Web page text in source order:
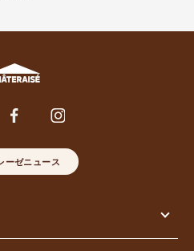
ーゼニュース